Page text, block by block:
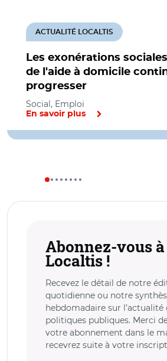
Les exonérations
de l'aide à domicile
progresser
ACTUALITÉ LOCALTIS
Social, Emploi
En savoir plus
Abonnez-vous à
Localtis !
Recevez le détail de notre
quotidienne ou notre
hebdomadaire sur l’actualité
politiques publiques. Merci
votre abonnement dans le
recevrez suite à votre